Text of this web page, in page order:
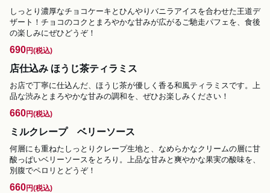
しっとり濃厚なチョコケーキとひんやりバニラアイスを合わせた王道デ
ザート！チョコのコクとまろやかな甘みが広がるご馳走パフェを、食後
の楽しみにぜひどうぞ！
690円(税込)
店仕込み ほうじ茶ティラミス
お店で丁寧に仕込んだ、ほうじ茶が優しく香る和風ティラミスです。上
品な渋みとまろやかな甘みの調和を、ぜひお楽しみください！
660円(税込)
ミルクレープ ベリーソース
何層にも重ねたしっとりクレープ生地と、なめらかなクリームの層に甘
酸っぱいベリーソースをとろり。上品な甘みと爽やかな果実の酸味を、
別腹でペロリとどうぞ！
660円(税込)